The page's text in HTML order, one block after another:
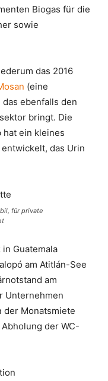
Biogas für die
sowie
das 2016
(eine
ebenfalls den
bringt. Die
hat ein kleines
das Urin
für private
Guatemala
am Atitlán-See
am
Unternehmen
der Monatsmiete
der WC-